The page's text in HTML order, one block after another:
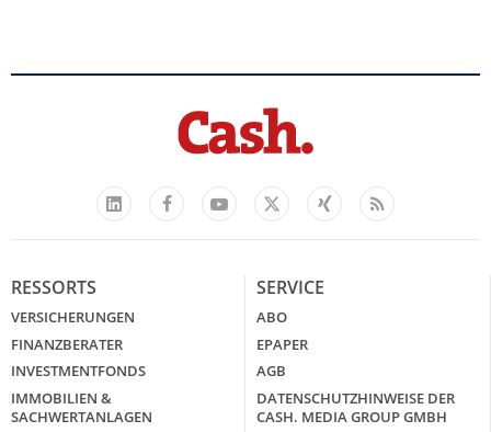
LinkedIn
FacebookYouTube
X
Xing Feed
RESSORTS
VERSICHERUNGEN
FINANZBERATER
INVESTMENTFONDS
IMMOBILIEN &
SACHWERTANLAGEN
SERVICE
ABO
EPAPER
AGB
DATENSCHUTZHINWEISE DER
CASH. MEDIA GROUP GMBH